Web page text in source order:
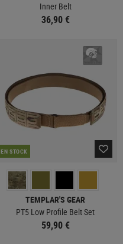
Inner Belt
36,90 €
EN STOCK
TEMPLAR'S GEAR
PT5 Low Profile Belt Set
59,90 €